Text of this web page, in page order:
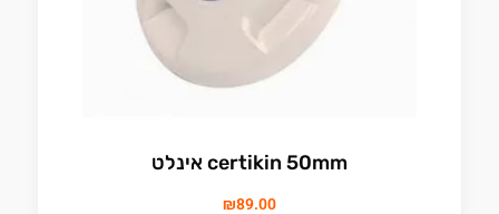
certikin 50mm אינלט
₪89.00